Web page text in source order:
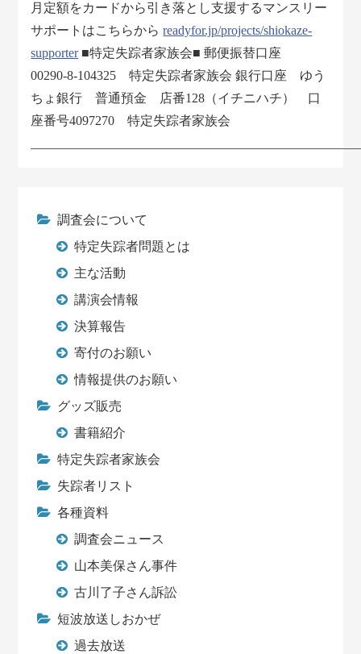
月定額をカードから引き落とし支援するマンスリー
サポートはこちらからreadyfor.jp/projects/shiokaze-
supporter■特定失踪者家族会■ 郵便振替口座
00290-8-104325 特定失踪者家族会 銀行口座 ゆう
ちょ銀行 普通預金 店番128（イチニハチ） 口
座番号4097270 特定失踪者家族会
調査会について
特定失踪者問題とは
主な活動
講演会情報
決算報告
寄付のお願い
情報提供のお願い
グッズ販売
書籍紹介
特定失踪者家族会
失踪者リスト
各種資料
調査会ニュース
山本美保さん事件
古川了子さん訴訟
短波放送しおかぜ
過去放送